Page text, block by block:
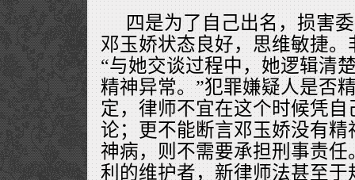
四是为了自己出名，损害
邓玉娇状态良好，思维敏捷
“与她交谈过程中，她逻辑清
精神异常。”犯罪嫌疑人是否
定，律师不宜在这个时候凭
论；更不能断言邓玉娇没有
神病，则不需要承担刑事责
利的维护者，新律师法甚至